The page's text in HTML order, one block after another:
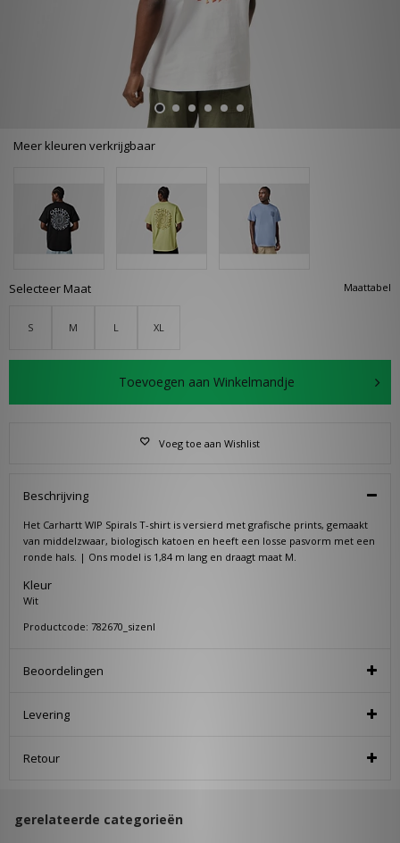
Meer kleuren verkrijgbaar
Maattabel
Selecteer Maat
S M L XL
Toevoegen aan Winkelmandje
Voeg toe aan Wishlist
Beschrijving
Het Carhartt WIP Spirals T-shirt is versierd met grafische prints, gemaakt
van middelzwaar, biologisch katoen en heeft een losse pasvorm met een
ronde hals. | Ons model is 1,84 m lang en draagt maat M.
Kleur
Wit
Productcode: 782670_sizenl
Beoordelingen
Levering
Retour
gerelateerde categorieën